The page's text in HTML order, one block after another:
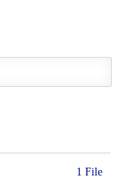
1 File